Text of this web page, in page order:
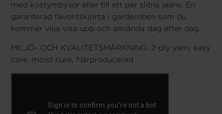
med kostymbyxor eller till ett par slitna jeans. En
garanterad favoritskjorta i garderoben som du
kommer vilja visa upp och använda dag efter dag.
MILJÖ- OCH KVALITETSMÄRKNING: 2-ply yarn, easy
care, moist cure, Närproducerad